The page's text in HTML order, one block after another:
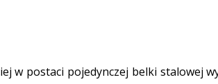
w postaci pojedynczej belki stalowej